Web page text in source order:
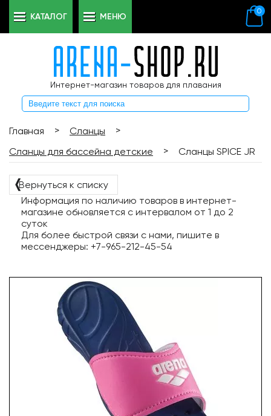
Интернет-магазин товаров для плавания
0
КАТАЛОГ МЕНЮ
Главная > Сланцы
>
Сланцы для бассейна детские
> Сланцы SPICE JR
❬Вернуться к списку
Информация по наличию товаров в интернет-
магазине обновляется с интервалом от 1 до 2
суток
Для более быстрой связи с нами, пишите в
мессенджеры: +7-965-212-45-54